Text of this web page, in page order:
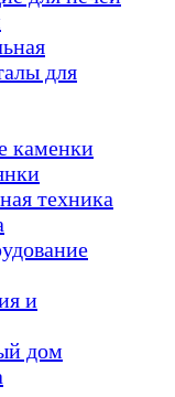
для
каменки
техника
и
дом